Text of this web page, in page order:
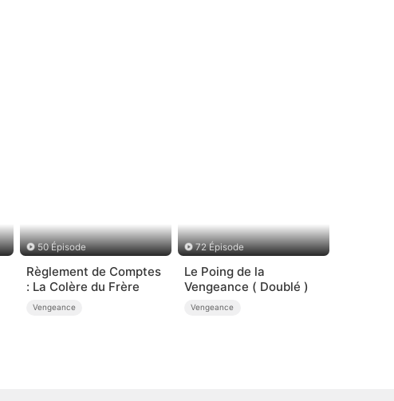
50 Épisode
Règlement de Comptes
: La Colère du Frère
Vengeance
72 Épisode
Le Poing de la
Vengeance ( Doublé )
Vengeance